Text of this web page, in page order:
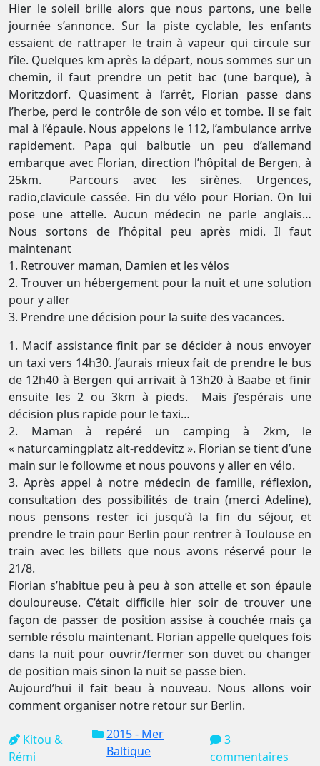
Hier le soleil brille alors que nous partons, une belle
journée s’annonce. Sur la piste cyclable, les enfants
essaient de rattraper le train à vapeur qui circule sur
l’île. Quelques km après la départ, nous sommes sur un
chemin, il faut prendre un petit bac (une barque), à
Moritzdorf. Quasiment à l’arrêt, Florian passe dans
l’herbe, perd le contrôle de son vélo et tombe. Il se fait
mal à l’épaule. Nous appelons le 112, l’ambulance arrive
rapidement. Papa qui balbutie un peu d’allemand
embarque avec Florian, direction l’hôpital de Bergen, à
25km. Parcours avec les sirènes. Urgences,
radio,clavicule cassée. Fin du vélo pour Florian. On lui
pose une attelle. Aucun médecin ne parle anglais…
Nous sortons de l’hôpital peu après midi. Il faut
maintenant
1. Retrouver maman, Damien et les vélos
2. Trouver un hébergement pour la nuit et une solution
pour y aller
3. Prendre une décision pour la suite des vacances.
1. Macif assistance finit par se décider à nous envoyer
un taxi vers 14h30. J’aurais mieux fait de prendre le bus
de 12h40 à Bergen qui arrivait à 13h20 à Baabe et finir
ensuite les 2 ou 3km à pieds. Mais j’espérais une
décision plus rapide pour le taxi…
2. Maman à repéré un camping à 2km, le
« naturcamingplatz alt-reddevitz ». Florian se tient d’une
main sur le followme et nous pouvons y aller en vélo.
3. Après appel à notre médecin de famille, réflexion,
consultation des possibilités de train (merci Adeline),
nous pensons rester ici jusqu’à la fin du séjour, et
prendre le train pour Berlin pour rentrer à Toulouse en
train avec les billets que nous avons réservé pour le
21/8.
Florian s’habitue peu à peu à son attelle et son épaule
douloureuse. C’était difficile hier soir de trouver une
façon de passer de position assise à couchée mais ça
semble résolu maintenant. Florian appelle quelques fois
dans la nuit pour ouvrir/fermer son duvet ou changer
de position mais sinon la nuit se passe bien.
Aujourd’hui il fait beau à nouveau. Nous allons voir
comment organiser notre retour sur Berlin.
Kitou &
Rémi
2015 - Mer
Baltique
3
commentaires